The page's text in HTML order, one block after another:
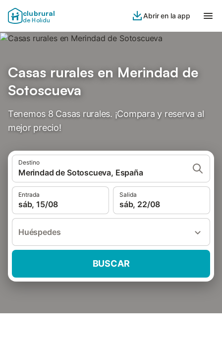
clubrural
de Holidu
Abrir en la app
Casas rurales en Merindad de
Sotoscueva
Tenemos 8 Casas rurales. ¡Compara y reserva al
mejor precio!
Destino
Merindad de Sotoscueva, España
Entrada
sáb, 15/08
Salida
sáb, 22/08
Huéspedes
BUSCAR